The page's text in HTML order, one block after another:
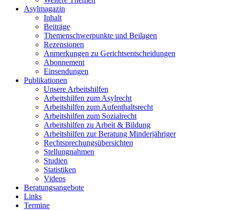
Asylmagazin
Inhalt
Beiträge
Themenschwerpunkte und Beilagen
Rezensionen
Anmerkungen zu Gerichtsentscheidungen
Abonnement
Einsendungen
Publikationen
Unsere Arbeitshilfen
Arbeitshilfen zum Asylrecht
Arbeitshilfen zum Aufenthaltsrecht
Arbeitshilfen zum Sozialrecht
Arbeitshilfen zu Arbeit & Bildung
Arbeitshilfen zur Beratung Minderjähriger
Rechtsprechungsübersichten
Stellungnahmen
Studien
Statistiken
Videos
Beratungsangebote
Links
Termine